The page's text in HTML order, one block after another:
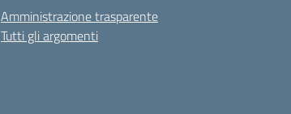
Amministrazione trasparente
Tutti gli argomenti